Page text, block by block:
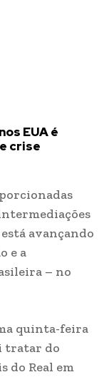
EUA é
crise
avançando
e a
– no
quinta-feira
tratar do
do Real em